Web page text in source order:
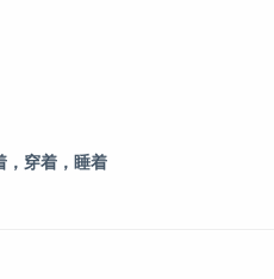
，穿着，睡着